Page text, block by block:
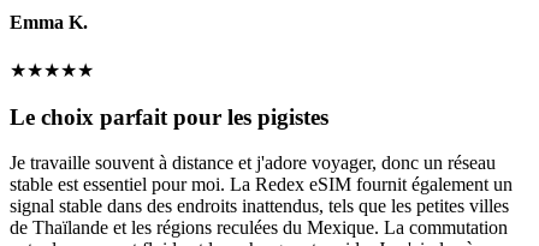
Emma K.
★★★★★
Le choix parfait pour les pigistes
Je travaille souvent à distance et j'adore voyager, donc un réseau
stable est essentiel pour moi. La Redex eSIM fournit également un
signal stable dans des endroits inattendus, tels que les petites villes
de Thaïlande et les régions reculées du Mexique. La commutation